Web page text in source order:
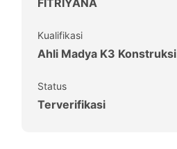
FITRIYANA
Kualifikasi
Ahli Madya K3 Konstruksi
Status
Terverifikasi